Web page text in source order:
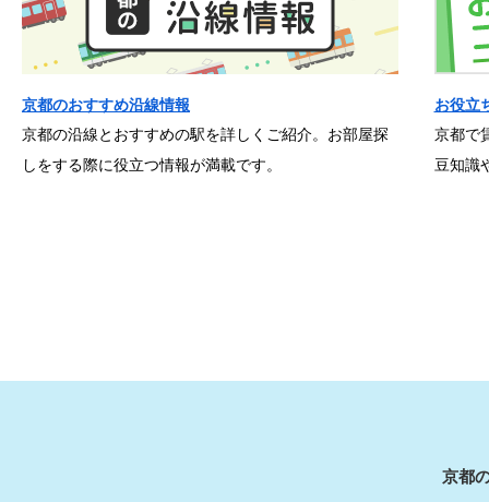
京都のおすすめ沿線情報
京都の沿線とおすすめの駅を詳しくご紹介。お部屋探
しをする際に役立つ情報が満載です。
お役立
京都で
豆知識
京都